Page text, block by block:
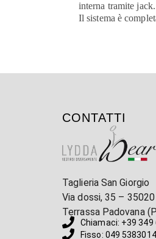
interna tramite jack.
Il sistema è
CONTATTI
Taglieria San Giorgio
Via dossi, 35 – 35020
Terrassa Padovana
Chiamaci: +39 349
Fisso: 049 5383014